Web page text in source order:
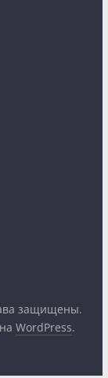
защищены.
наWordPress.